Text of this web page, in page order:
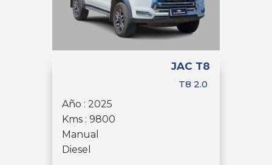
JAC T8
T8 2.0
Año : 2025
Kms : 9800
Manual
Diesel